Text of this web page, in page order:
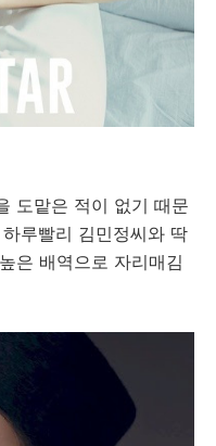
도맡은 적이 없기 때문
루빨리 김민정씨와 딱
은 배역으로 자리매김